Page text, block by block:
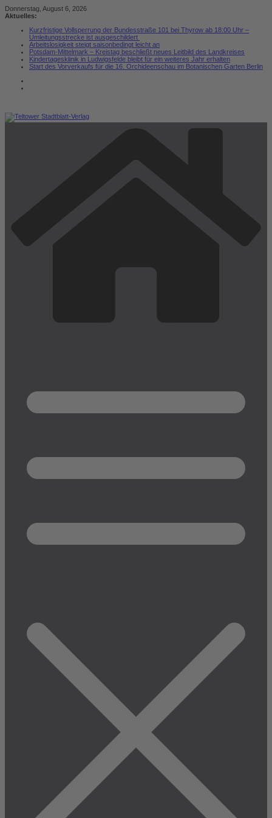
Zum
Inhalt
Donnerstag, August 6, 2026
Aktuelles:
Kurzfristige Vollsperrung der Bundesstraße 101 bei Thyrow ab 18:00 Uhr –
Umleitungsstrecke ist ausgeschildert
Arbeitslosigkeit steigt saisonbedingt leicht an
Potsdam-Mittelmark – Kreistag beschließt neues Leitbild des Landkreises
Kindertagesklinik in Ludwigsfelde bleibt für ein weiteres Jahr erhalten
Start des Vorverkaufs für die 16. Orchideenschau im Botanischen Garten Berlin